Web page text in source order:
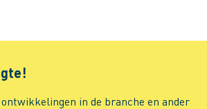
in de branche en ander